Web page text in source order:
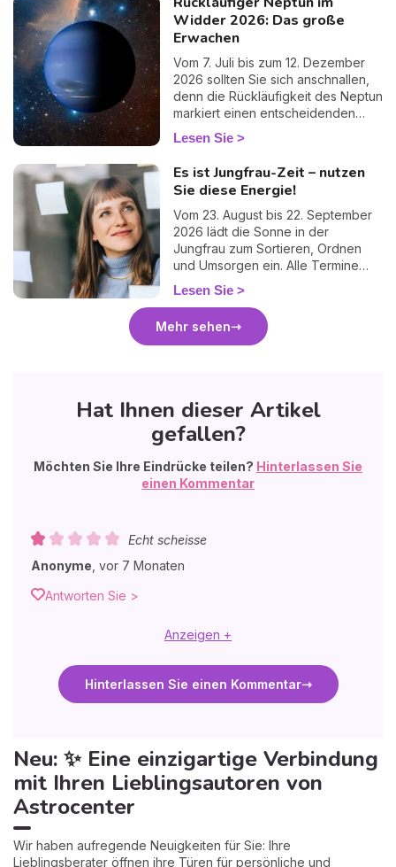
Widder 2026: Das große
Erwachen
Vom 7. Juli bis zum 12. Dezember
2026 sollten Sie sich anschnallen,
denn die Rückläufigkeit des Neptun
markiert einen entscheidenden
Wendepunkt. Schluss mit dem
Nebel, Schluss mit den Ausreden:
Diese Phase zwingt uns, der
Realität ins Auge zu sehen. Es ist
ein Moment des inneren Umbruchs
und der radikalen
Bewusstwerdung, aber vor allem...
eine immense Befreiung, um unsere
Träume endlich mit unseren Taten
Lesen Sie
Es ist Jungfrau-Zeit – nutzen
Sie diese Energie!
Vom 23. August bis 22. September
2026 lädt die Sonne in der
Jungfrau zum Sortieren, Ordnen
und Umsorgen ein. Alle Termine
und was die Saison für Ihr
Sternzeichen bedeutet.
Lesen Sie
Mehr sehen
Hat Ihnen dieser Artikel
gefallen?
Möchten Sie Ihre Eindrücke teilen? Hinterlassen Sie
einen Kommentar
Echt scheisse
Anonyme, vor 7 Monaten
Antworten Sie >
Anzeigen +
Hinterlassen Sie einen Kommentar
Neu: ✨ Eine einzigartige Verbindung
mit Ihren Lieblingsautoren von
Astrocenter
Wir haben aufregende Neuigkeiten für Sie: Ihre
Lieblingsberater öffnen ihre Türen für persönliche und